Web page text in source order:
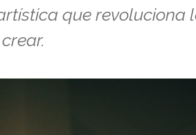
que revoluciona